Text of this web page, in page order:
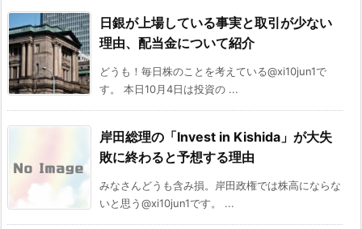
日銀が上場している事実と取引が少ない
理由、配当金について紹介
どうも！毎日株のことを考えている@xi10jun1で
す。 本日10月4日は投資の ...
岸田総理の「Invest in Kishida」が大失
敗に終わると予想する理由
みなさんどうも含み損。岸田政権では株高にならな
いと思う@xi10jun1です。 ...